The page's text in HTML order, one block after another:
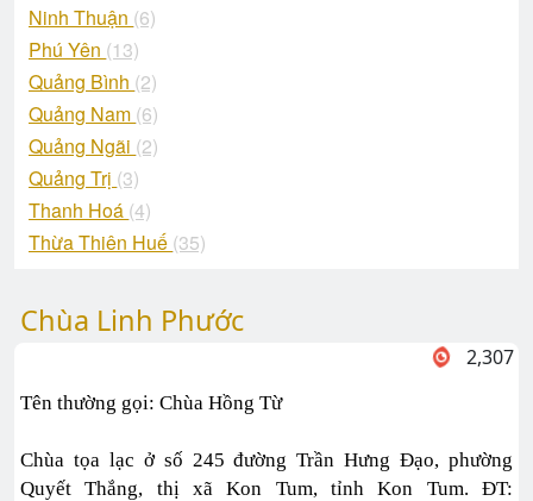
Ninh Thuận (6)
Phú Yên (13)
Quảng Bình (2)
Quảng Nam (6)
Quảng Ngãi (2)
Quảng Trị (3)
Thanh Hoá (4)
Thừa Thiên Huế (35)
Chùa Linh Phước
2,307
Tên thường gọi: Chùa Hồng Từ
Chùa tọa lạc ở số 245 đường Trần Hưng Đạo, phường
Quyết Thắng, thị xã Kon Tum, tỉnh Kon Tum. ĐT: